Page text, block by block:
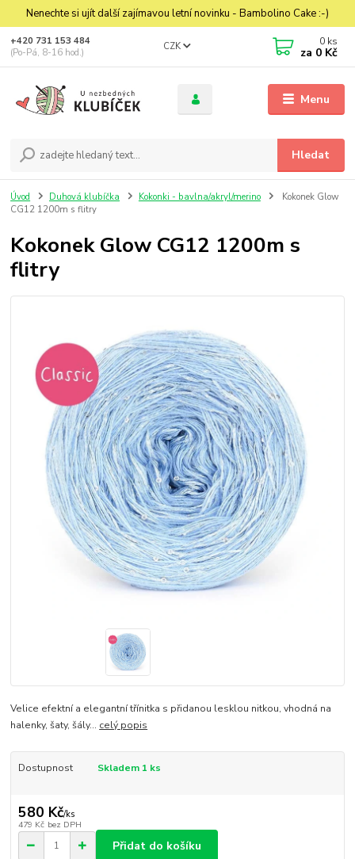
Nenechte si ujít další zajímavou letní novinku - Bambolino Cake :-)
Menu
CZK
Hledat
+420 731 153 484
(Po-Pá, 8-16 hod.)
0 ks
za 0 Kč
Úvod Duhová klubíčka Kokonki - bavlna/akryl/merino
Kokonek Glow
CG12 1200m s flitry
Kokonek Glow CG12 1200m s
flitry
Velice efektní a elegantní třínitka s přidanou lesklou nitkou, vhodná na
halenky, šaty, šály... celý popis
Dostupnost Skladem 1 ks
580 Kč/ks
479 Kč bez DPH
Přidat do košíku